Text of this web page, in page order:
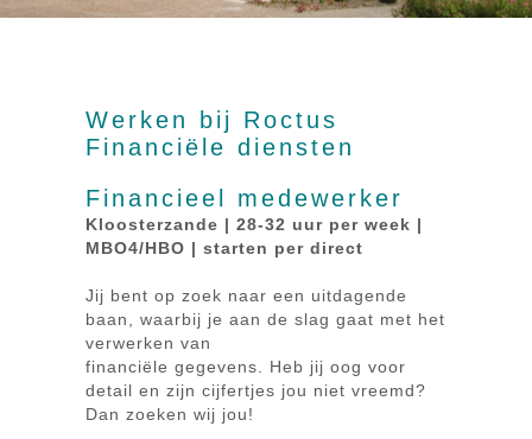
Werken bij Roctus
Financiële diensten
Financieel medewerker
Kloosterzande | 28-32 uur per week |
MBO4/HBO | starten per direct
Jij bent op zoek naar een uitdagende
baan, waarbij je aan de slag gaat met het
verwerken van
financiële gegevens. Heb jij oog voor
detail en zijn cijfertjes jou niet vreemd?
Dan zoeken wij jou!